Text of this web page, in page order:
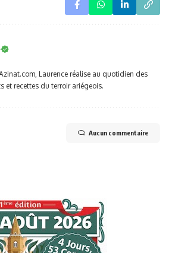
Laurence réalise au quotidien des
et recettes du terroir ariégeois.
Aucun commentaire